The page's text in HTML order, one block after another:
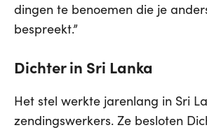
dingen te benoemen die je
bespreekt.”
Dichter in Sri Lanka
Het stel werkte jarenlang in Sri
zendingswerkers. Ze besloten